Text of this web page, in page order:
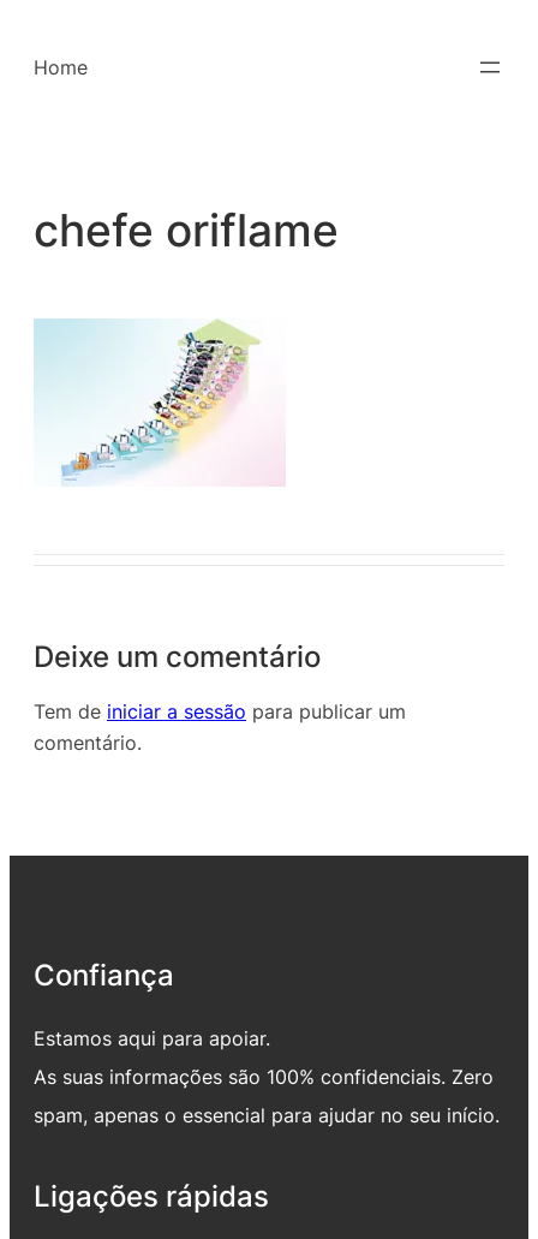
para
Home
chefe oriflame
Deixe um comentário
Tem de iniciar a sessão para publicar um
comentário.
Confiança
Estamos aqui para apoiar.
As suas informações são 100% confidenciais. Zero
spam, apenas o essencial para ajudar no seu início.
Ligações rápidas